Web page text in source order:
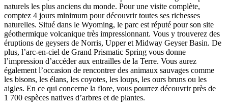
naturels les plus anciens du monde. Pour une visite complète,
comptez 4 jours minimum pour découvrir toutes ses richesses
naturelles. Situé dans le Wyoming, le parc est réputé pour son site
géothermique volcanique très impressionnant. Vous y trouverez des
éruptions de geysers de Norris, Upper et Midway Geyser Basin. De
plus, l’arc-en-ciel de Grand Prismatic Spring vous donne
l’impression d’accéder aux entrailles de la Terre. Vous aurez
également l’occasion de rencontrer des animaux sauvages comme
les bisons, les élans, les coyotes, les loups, les ours bruns ou les
aigles. En ce qui concerne la flore, vous pourrez découvrir près de
1 700 espèces natives d’arbres et de plantes.